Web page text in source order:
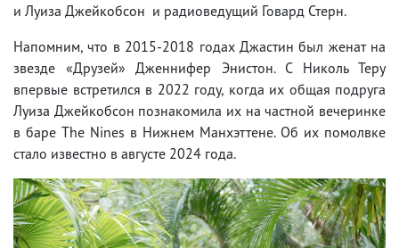
и Луиза Джейкобсон и радиоведущий Говард Стерн.
Напомним, что в 2015-2018 годах Джастин был женат на
звезде «Друзей» Дженнифер Энистон. С Николь Теру
впервые встретился в 2022 году, когда их общая подруга
Луиза Джейкобсон познакомила их на частной вечеринке
в баре The Nines в Нижнем Манхэттене. Об их помолвке
стало известно в августе 2024 года.